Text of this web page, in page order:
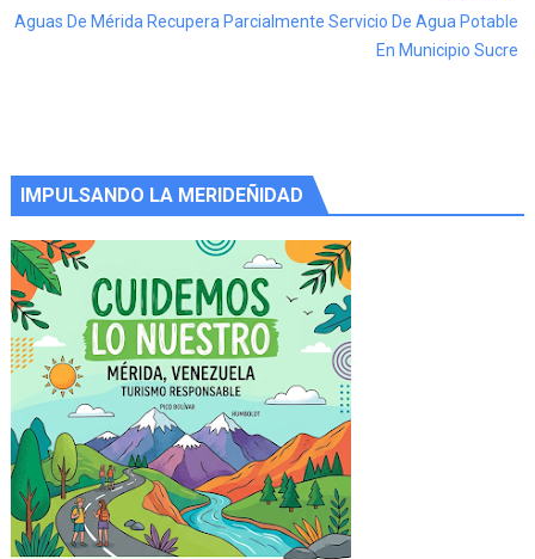
Aguas De Mérida Recupera Parcialmente Servicio De Agua Potable
En Municipio Sucre
IMPULSANDO LA MERIDEÑIDAD